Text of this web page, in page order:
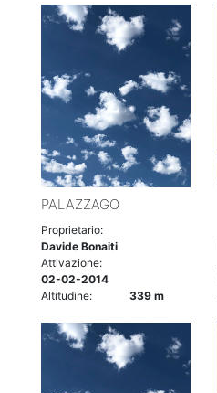
PALAZZAGO
Proprietario:
Davide Bonaiti
Attivazione:
02-02-2014
Altitudine:
339 m